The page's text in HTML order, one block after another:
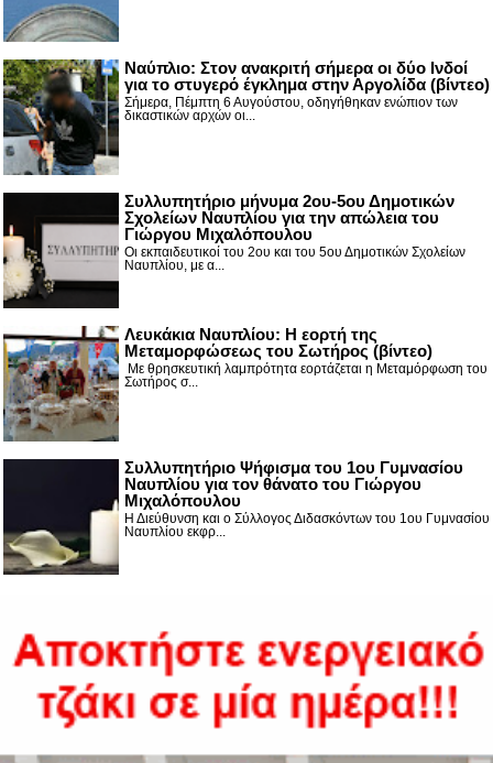
Nαύπλιο: Στον ανακριτή σήμερα οι δύο Ινδοί
για το στυγερό έγκλημα στην Αργολίδα (βίντεο)
Σήμερα, Πέμπτη 6 Αυγούστου, οδηγήθηκαν ενώπιον των
δικαστικών αρχών οι...
Συλλυπητήριο μήνυμα 2ου-5ου Δημοτικών
Σχολείων Ναυπλίου για την απώλεια του
Γιώργου Μιχαλόπουλου
Οι εκπαιδευτικοί του 2ου και του 5ου Δημοτικών Σχολείων
Ναυπλίου, με α...
Λευκάκια Ναυπλίου: Η εορτή της
Μεταμορφώσεως του Σωτήρος (βίντεο)
Με θρησκευτική λαμπρότητα εορτάζεται η Μεταμόρφωση του
Σωτήρος σ...
Συλλυπητήριο Ψήφισμα του 1ου Γυμνασίου
Ναυπλίου για τον θάνατο του Γιώργου
Μιχαλόπουλου
Η Διεύθυνση και ο Σύλλογος Διδασκόντων του 1ου Γυμνασίου
Ναυπλίου εκφρ...